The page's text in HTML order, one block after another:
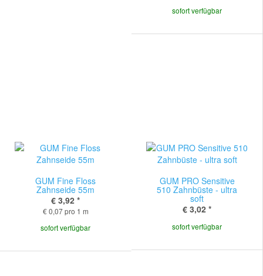
sofort verfügbar
GUM Fine Floss
Zahnseide 55m
€ 3,92 *
€ 0,07 pro 1 m
sofort verfügbar
GUM PRO Sensitive
510 Zahnbüste - ultra
soft
€ 3,02 *
sofort verfügbar